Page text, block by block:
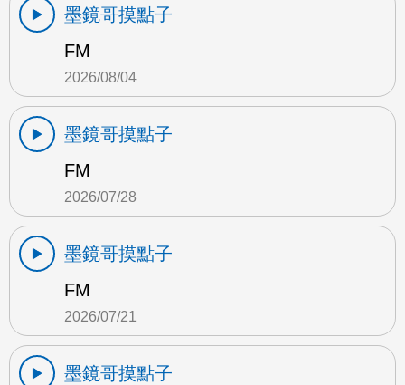
墨鏡哥摸點子
FM
2026/08/04
墨鏡哥摸點子
FM
2026/07/28
墨鏡哥摸點子
FM
2026/07/21
墨鏡哥摸點子